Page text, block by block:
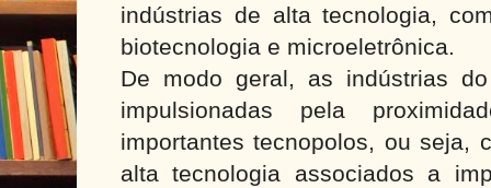
indústrias de alta tecnologia,
biotecnologia e microeletrônica.
De modo geral, as indústrias
impulsionadas pela
importantes tecnopolos, ou seja,
alta tecnologia associados a